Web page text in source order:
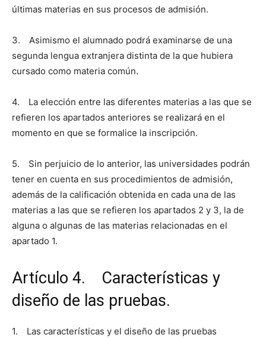
últimas materias en sus procesos de admisión.
3. Asimismo el alumnado podrá examinarse de una
segunda lengua extranjera distinta de la que hubiera
cursado como materia común.
4. La elección entre las diferentes materias a las que se
refieren los apartados anteriores se realizará en el
momento en que se formalice la inscripción.
5. Sin perjuicio de lo anterior, las universidades podrán
tener en cuenta en sus procedimientos de admisión,
además de la calificación obtenida en cada una de las
materias a las que se refieren los apartados 2 y 3, la de
alguna o algunas de las materias relacionadas en el
apartado 1.
Artículo 4. Características y
diseño de las pruebas.
1. Las características y el diseño de las pruebas